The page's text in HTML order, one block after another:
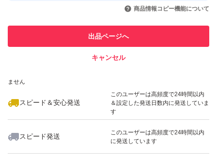
引を完了させた実績があります
での取引実績があります
ません
スピード＆安心発送
このユーザーは高頻度で24時間以内
＆設定した発送日数内に発送していま
す
スピード発送
このユーザーは高頻度で24時間以内
に発送しています
商品情報コピー機能について
出品ページへ
キャンセル
いいね！
770